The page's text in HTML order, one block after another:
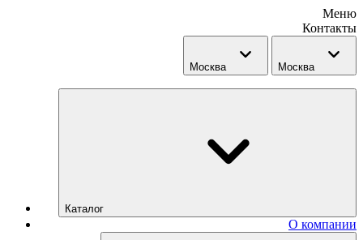
Меню
Контакты
Москва Москва
Каталог
О компании